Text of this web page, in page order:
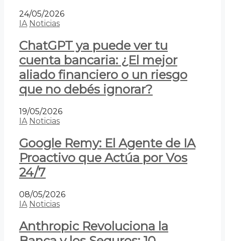
24/05/2026
IA Noticias
ChatGPT ya puede ver tu
cuenta bancaria: ¿El mejor
aliado financiero o un riesgo
que no debés ignorar?
19/05/2026
IA Noticias
Google Remy: El Agente de IA
Proactivo que Actúa por Vos
24/7
08/05/2026
IA Noticias
Anthropic Revoluciona la